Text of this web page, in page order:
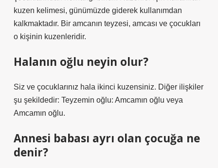
kuzen kelimesi, günümüzde giderek kullanımdan
kalkmaktadır. Bir amcanın teyzesi, amcası ve çocukları
o kişinin kuzenleridir.
Halanın oğlu neyin olur?
Siz ve çocuklarınız hala ikinci kuzensiniz. Diğer ilişkiler
şu şekildedir: Teyzemin oğlu: Amcamın oğlu veya
Amcamın oğlu.
Annesi babası ayrı olan çocuğa ne
denir?